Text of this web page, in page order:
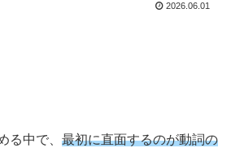
2026.06.01
る中で、 最初に直面するのが動詞の